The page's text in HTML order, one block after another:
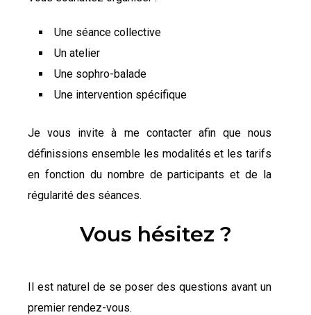
Une séance collective
Un atelier
Une sophro-balade
Une intervention spécifique
Je vous invite à me contacter afin que nous
définissions ensemble les modalités et les tarifs
en fonction du nombre de participants et de la
régularité des séances.
Vous hésitez ?
Il est naturel de se poser des questions avant un
premier rendez-vous.